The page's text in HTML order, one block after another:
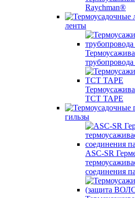
Raychman®
ленты
TCT TAPE
гильзы
ASC‐SR
соединения